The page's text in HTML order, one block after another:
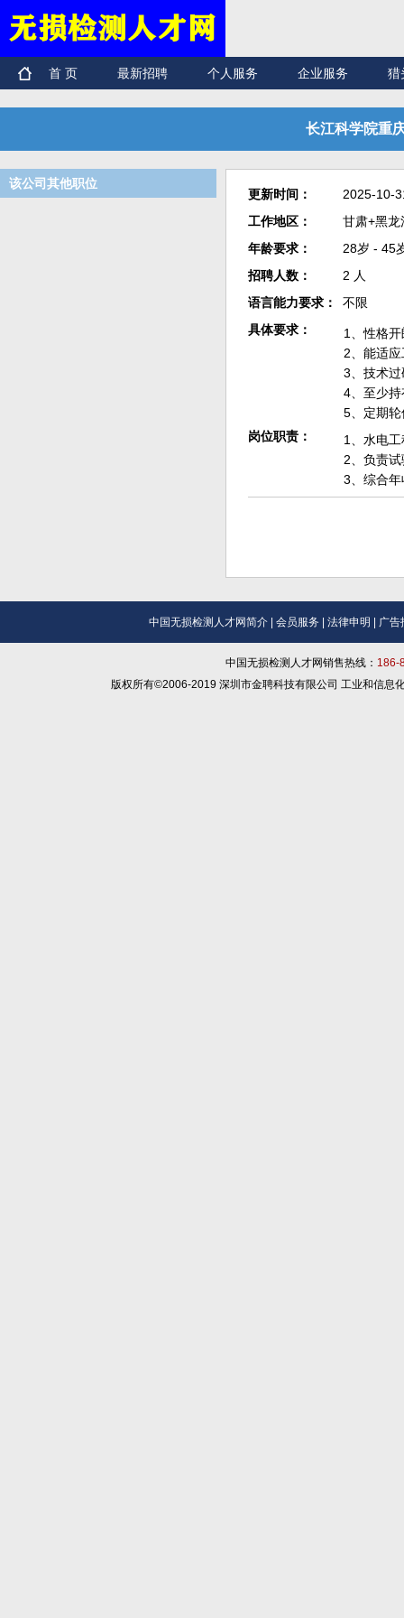
首 页 最新招聘 个人服务 企业服务 猎
长江科学院重
该公司其他职位
更新时间：
2025-10-
工作地区：
甘肃+黑龙
年龄要求：
28岁 - 45
招聘人数：
2 人
语言能力要求：
不限
具体要求：
1、性格
2、能适
3、技术
4、至少
5、定期轮
岗位职责：
1、水电
2、负责
3、综合
中国无损检测人才网简介 |会员服务 |法律申明 广告
中国无损检测人才网销售热线： 186-
版权所有©2006-2019 深圳市金聘科技有限公司 工业和信息